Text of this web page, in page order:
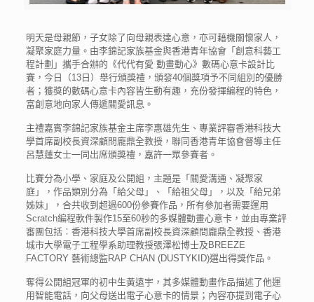
明天是母親節，子女除了向母親表達心意，亦可藉機關懷家人，
凝聚家庭力量。由李錦記家族基金與香港青年協會「創意科藝工
程計劃」攜手合辦的《代代有愛 動畫動心》數碼心意卡設計比
賽，今日（13日）舉行頒獎禮，頒發40個獎項予不同組別的優勝
者；獲獎的數碼心意卡內容皆生動有趣，充份發揮編程的特色，
富創意地向家人傳遞關愛訊息。
主禮嘉賓李錦記家族基金主席李惠雄先生、專業評審香港科技大
學首席副校長資深顧問龐鼎全教授，聯同香港青年協會督導主任
呂慧蓮女士一同出席頒獎禮，嘉許一眾參賽者。
比賽分為小學、家庭及公開組，主題是「關愛溝通、凝聚家
庭」，作品類別分為「給父母」、「給祖父母」，以及「給兄弟
姊妹」，合共收到超過600份參賽作品，所有參加者需要運用
Scratch編程軟件製作15至60秒的多媒體動畫心意卡，並由專業評
審團包括︰香港科技大學首席副校長資深顧問龐鼎全教授、香港
城市大學電子工程學系助理教授張澤松博士及BREEZE
FACTORY 藝術總監RAP CHAN (DUSTYKID)選出得獎作品。
奪得公開組冠軍的初中生黃遠宇，其多媒體動畫作品描述了他運
用智能電話，向父母送出電子心意卡的情景；內容亦提到電子心